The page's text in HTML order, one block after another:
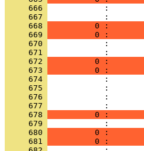
     666
     667
     668
0 :
     669
0 :
     670
     671
     672
0 :
     673
0 :
     674
     675
     676
     677
     678
0 :
     679
     680
0 :
     681
0 :